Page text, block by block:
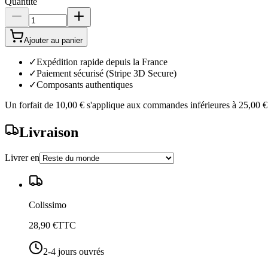
Ajouter au panier
✓Expédition rapide depuis la France
✓Paiement sécurisé (Stripe 3D Secure)
✓Composants authentiques
Un forfait de 10,00 € s'applique aux commandes inférieures à 25,00 €
Livraison
Livrer en
Colissimo
28,90 €TTC
2-4 jours ouvrés